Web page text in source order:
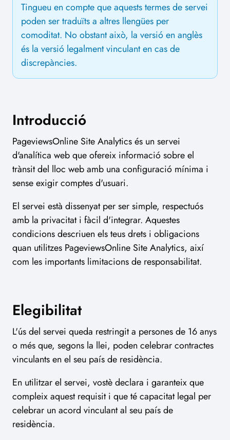
Tingueu en compte que aquests termes de servei
poden ser traduïts a altres llengües per
comoditat. No obstant això, la versió en anglès
és la versió legalment vinculant en cas de
discrepàncies.
Introducció
PageviewsOnline Site Analytics és un servei
d'analítica web que ofereix informació sobre el
trànsit del lloc web amb una configuració mínima i
sense exigir comptes d'usuari.
El servei està dissenyat per ser simple, respectuós
amb la privacitat i fàcil d'integrar. Aquestes
condicions descriuen els teus drets i obligacions
quan utilitzes PageviewsOnline Site Analytics, així
com les importants limitacions de responsabilitat.
Elegibilitat
L'ús del servei queda restringit a persones de 16 anys
o més que, segons la llei, poden celebrar contractes
vinculants en el seu país de residència.
En utilitzar el servei, vostè declara i garanteix que
compleix aquest requisit i que té capacitat legal per
celebrar un acord vinculant al seu país de
residència.